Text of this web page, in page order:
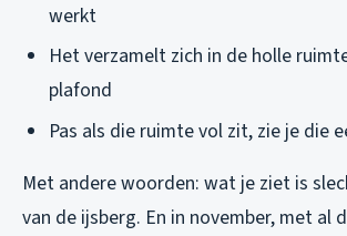
werkt
Het verzamelt zich in de holle
plafond
Pas als die ruimte vol zit, zie je die
Met andere woorden: wat je ziet is
van de ijsberg. En in november, met al